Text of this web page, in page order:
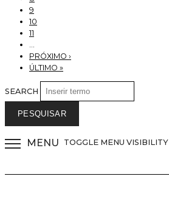
9
10
11
…
PRÓXIMO ›
ÚLTIMO »
SEARCH
MENU TOGGLE MENU VISIBILITY